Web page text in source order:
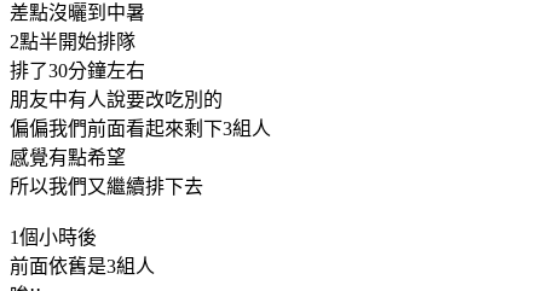
差點沒曬到中暑
2點半開始排隊
排了30分鐘左右
朋友中有人說要改吃別的
偏偏我們前面看起來剩下3組人
感覺有點希望
所以我們又繼續排下去
1個小時後
前面依舊是3組人